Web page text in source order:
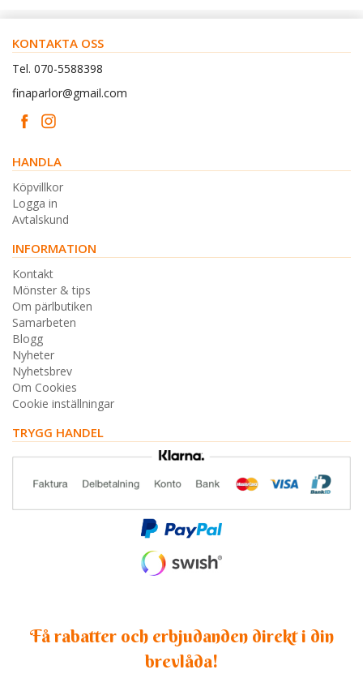
KONTAKTA OSS
Tel. 070-5588398
finaparlor@gmail.com
HANDLA
Köpvillkor
Logga in
Avtalskund
INFORMATION
Kontakt
Mönster & tips
Om pärlbutiken
Samarbeten
Blogg
Nyheter
Nyhetsbrev
Om Cookies
Cookie inställningar
TRYGG HANDEL
Få rabatter och erbjudanden direkt i din
brevlåda!